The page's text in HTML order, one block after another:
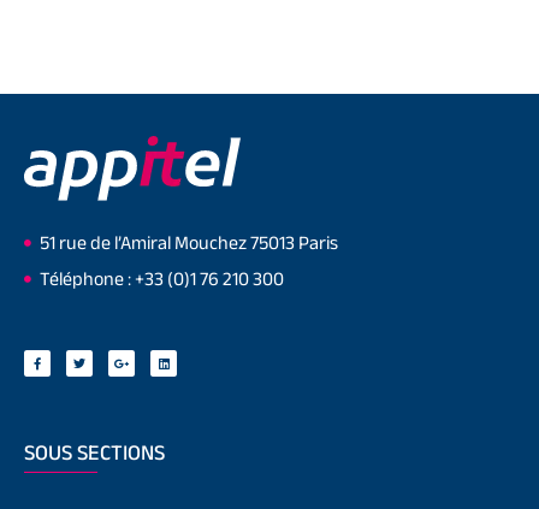
51 rue de l’Amiral Mouchez 75013 Paris
Téléphone : +33 (0)1 76 210 300
SOUS SECTIONS